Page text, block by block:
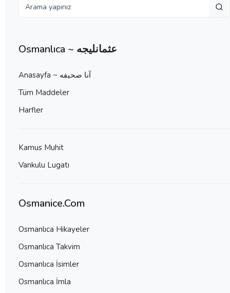
Osmanlıca ~ عثمانليجه
Anasayfa ~ آنا صحيفه
Tüm Maddeler
Harfler
Kamus Muhit
Vankulu Lugatı
Osmanice.Com
Osmanlıca Hikayeler
Osmanlıca Takvim
Osmanlıca İsimler
Osmanlıca İmla